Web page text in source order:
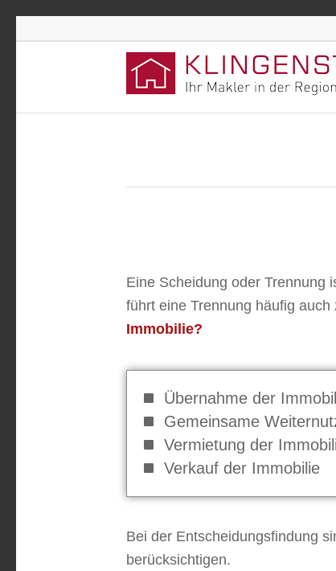
Eine Scheidung oder Trennung
führt eine Trennung häufig
Immobilie?
Übernahme der
Gemeinsame
Vermietung der
Verkauf der Immobilie
Bei der Entscheidungsfindung
berücksichtigen.